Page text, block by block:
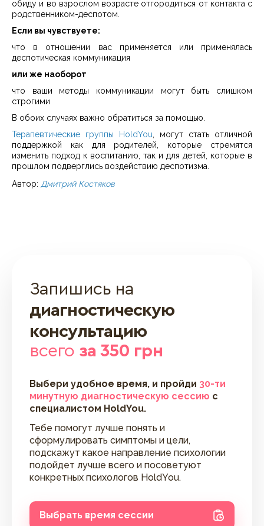
обиду и во взрослом возрасте отгородиться от контакта с
родственником-деспотом.
Если вы чувствуете:
что в отношении вас применяется или применялась
деспотическая коммуникация
или же наоборот
что ваши методы коммуникации могут быть слишком
строгими
В обоих случаях важно обратиться за помощью.
Терапевтические группы HoldYou , могут стать отличной
поддержкой как для родителей, которые стремятся
изменить подход к воспитанию, так и для детей, которые в
прошлом подверглись воздействию деспотизма.
Автор: Дмитрий Костяков
Запишись на
диагностическую
консультацию
всего за 350 грн
Выбери удобное время, и пройди 30-ти
минутную диагностическую сессию с
специалистом HoldYou.
Тебе помогут лучше понять и
сформулировать симптомы и цели,
подскажут какое направление психологии
подойдет лучше всего и посоветуют
конкретных психологов HoldYou.
Выбрать время сессии